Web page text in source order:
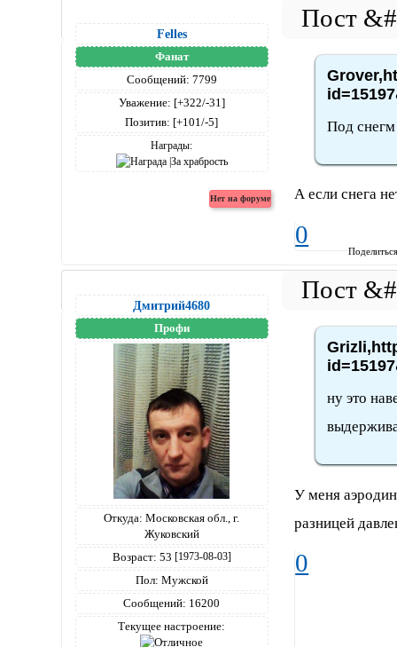
Felles
Фанат
Сообщений: 7799
Уважение: [+322/-31]
Позитив: [+101/-5]
Награды:
Под снегм
А если снега
0
Дмитрий4680
Профи
Откуда: Московская обл., г.
Жуковский
Возраст: 53 [1973-08-03]
Пол: Мужской
Сообщений: 16200
Текущее настроение:
ну это
У меня
разницей
0